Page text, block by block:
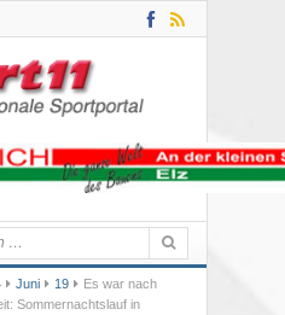
Juni 19
Es war nach
Sommernachtslauf in